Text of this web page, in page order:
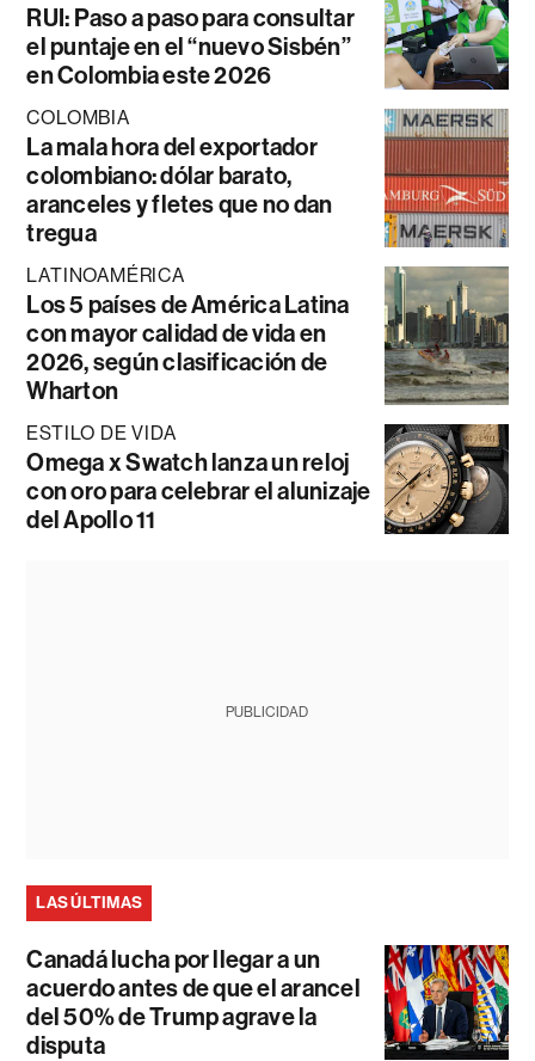
RUI: Paso a paso para consultar
el puntaje en el “nuevo Sisbén”
en Colombia este 2026
COLOMBIA
La mala hora del exportador
colombiano: dólar barato,
aranceles y fletes que no dan
tregua
LATINOAMÉRICA
Los 5 países de América Latina
con mayor calidad de vida en
2026, según clasificación de
Wharton
ESTILO DE VIDA
Omega x Swatch lanza un reloj
con oro para celebrar el alunizaje
del Apollo 11
PUBLICIDAD
LAS ÚLTIMAS
Canadá lucha por llegar a un
acuerdo antes de que el arancel
del 50% de Trump agrave la
disputa